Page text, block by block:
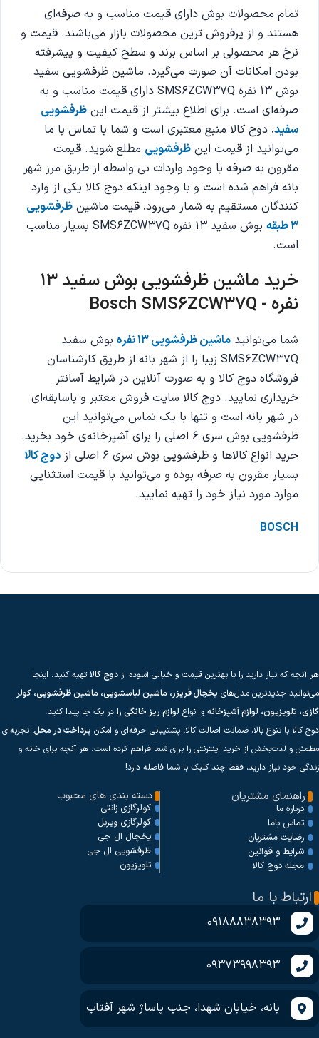
تمام محصولات بوش دارای قیمت مناسب و به صرفه‌ای
هستند و از پرفروش ترین محصولات بازار می‌باشند. قیمت و
نرخ هر محصولی بر اساس برند و سطح کیفیت و پیشرفته
بودن امکانات آن صورت می‌گیرد. ماشین ظرفشویی سفید
بوش 13 نفره SMS6ZCW37Q دارای قیمت مناسب و به
صرفه‌ای است. برای اطلاع بیشتر از قیمت این ظرفشویی
سفید، دوج کالا منبع معتبری است و شما با تماس با ما
می‌توانید از قیمت این ظرفشویی مطلع شوید‌. قیمت
مقرون به صرفه با وجود واردات بی واسطه از طریق مرز شهر
بانه فراهم شده است و با وجود اینکه دوج کالا یکی از وارد
کنندگان مستقیم به شمار می‌رود، قیمت ماشین ظرفشویی
3 طبقه
بوش سفید 13 نفره SMS6ZCW37Q بسیار مناسب
است.
خرید ماشین ظرفشویی بوش سفید 13
نفره - Bosch SMS6ZCW37Q
شما می‌توانید ماشین ظرفشویی 13 نفره
بوش سفید
SMS6ZCW37Q زیبا را از شهر بانه از طریق کارشناسان
فروشگاه دوج کالا و به صورت آنلاین در شرایط آسانتر
خریداری نمایید. دوج کالا سایت فروش معتبر و باسابقه‌ای
در شهر بانه است و تنها با یک تماس می‌توانید این
ظرفشویی بوش سری 6 اصلی را برای آشپزخانه‌ی خود بخرید.
خرید انواع کالاها و ظرفشویی بوش سری 6 اصلی از
دوج کالا
بسیار مقرون به صرفه بوده و می‌توانید با قیمت استثنایی
موارد مورد نیاز خود را تهیه نمایید.
BOSCH
هر آنچه که نیاز دارید را با بهترین قیمت و خیالی آسوده از دوج کالاتهیه کنید. اینجا
می‌توانید جدیدترین مدل‌های یخچال فریزر، ماشین لباسشویی، ماشین ظرفشویی، کولر
گازی، تلویزیون، لوازم آشپزخانه و انواع لوازم ریز خانگی را در یک جا پیدا کنید.
دوج کالا با تنوع بالا، ضمانت اصالت کالا، پشتیبانی حرفه‌ای و امکان پرداخت در محل، تجربه‌ای
مطمئن و لذت‌بخش از خرید اینترنتی را برای شما فراهم کرده است. هر آنچه برای خانه و
زندگی خود نیاز دارید، فقط چند کلیک با شما فاصله دارد!
راهنمای مشتریان
درباره ما
تماس باما
رضایت مشتریان
شرایط و قوانین
مجله دوج کالا
دسته بندی های محبوب
کولرگازی زانتی
کولرگازی ویربل
یخچال ال جی
ظرفشویی ال جی
تلویزیون
ارتباط با ما
09188838393
09373998393
بانه، خیابان شهدا، جنب پاساژ شهر آفتاب